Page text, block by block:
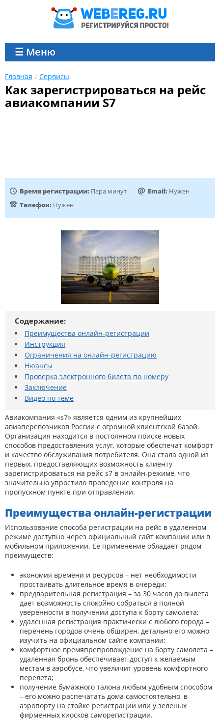
☰ Меню
Главная Сервисы
Как зарегистрироваться на рейс
авиакомпании S7
Время регистрации: Пара минут Email: Нужен
Телефон: Нужен
Содержание:
Преимущества онлайн-регистрации
Инструкция
Ограничения на онлайн-регистрацию
Нюансы
Проверка электронного билета по номеру
Заключение
Видео по теме
Авиакомпания «s7» является одним из крупнейших
авиаперевозчиков России с огромной клиентской базой.
Организация находится в постоянном поиске новых
способов предоставления услуг, которые обеспечат комфорт
и качество обслуживания потребителя. Она стала одной из
первых, предоставляющих возможность клиенту
зарегистрироваться на рейс s7 в онлайн-режиме, что
значительно упростило проведение контроля на
пропускном пункте при отправлении.
Преимущества онлайн-регистрации
Использование способа регистрации на рейс в удаленном
режиме доступно через официальный сайт компании или в
мобильном приложении. Ее применение обладает рядом
преимуществ:
экономия времени и ресурсов – нет необходимости
простаивать длительное время в очереди;
предварительная регистрация – за 30 часов до вылета
дает возможность спокойно собраться в полной
уверенности в получении доступа к борту самолета;
удаленная регистрация практически с любого города –
перечень городов очень обширен, детально его можно
изучить на официальном сайте компании;
комфортное времяпрепровождение на борту самолета –
удаленная бронь обеспечивает доступ к желаемым
местам в аэробусе, что увеличит уровень комфортного
перелета;
получение бумажного талона любым удобным способом
– его можно распечатать дома самостоятельно, в
аэропорту на стойке регистрации или у зеленых
фирменных киосков саморегистрации.